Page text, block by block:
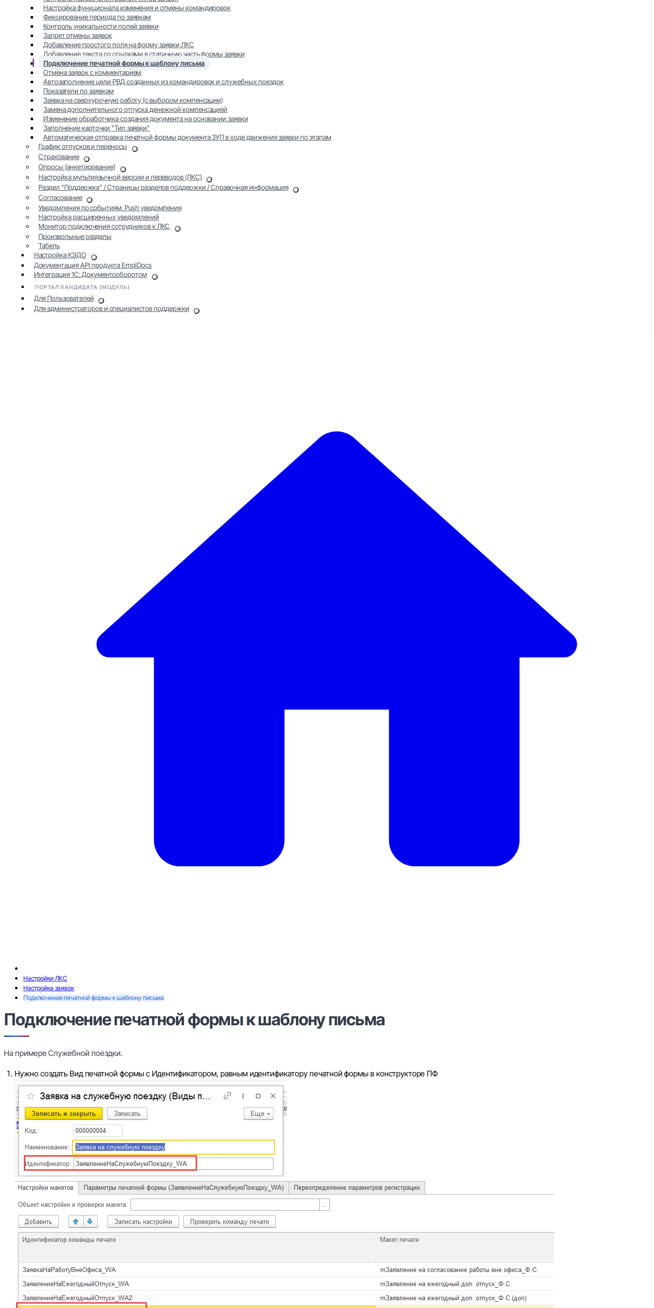
Настройка функционала изменения и отмены командировок
Фиксирование периода по заявкам
Контроль уникальности полей заявки
Запрет отмены заявок
Добавление простого поля на форму заявки ЛКС
Добавление текста со ссылками в статичную часть формы заявки
Подключение печатной формы к шаблону письма
Отмена заявок с комментарием
Автозаполнение цели РВД созданных из командировок и служебных поездок
Показатели по заявкам
Заявка на сверхурочную работу (с выбором компенсации)
Замена дополнительного отпуска денежной компенсацией
Изменение обработчика создания документа на основании заявки
Заполнение карточки "Тип заявки"
Автоматическая отправка печатной формы документа ЗУП в ходе движения заявки по этапам
График отпусков и переносы
Страхование
Опросы (анкетирование)
Настройка мультиязычной версии и переводов (ЛКС)
Раздел "Поддержка" / Страницы разделов поддержки / Справочная информация
Согласование
Уведомления по событиям. Push уведомления
Настройка расширенных уведомлений
Монитор подключения сотрудников к ЛКС
Произвольные разделы
Табель
Настройка КЭДО
Документация API продукта EmplDocs
Интеграция 1С: Документооборотом
ПОРТАЛ КАНДИДАТА (МОДУЛЬ)
Для Пользователей
Для администраторов и специалистов поддержки
Настройки ЛКС
Настройка заявок
Подключение печатной формы к шаблону письма
Подключение печатной формы к шаблону письма
На примере Служебной поездки.
Нужно создать Вид печатной формы с Идентификатором, равным идентификатору печатной формы в конструкторе ПФ